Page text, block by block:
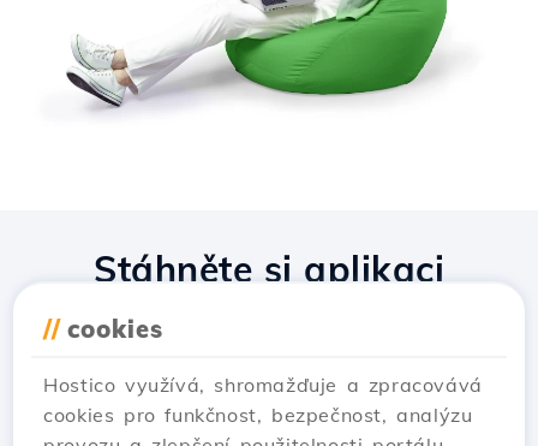
// cookies
Hostico využívá, shromažďuje a zpracovává
cookies pro funkčnost, bezpečnost, analýzu
Stáhněte si aplikaci